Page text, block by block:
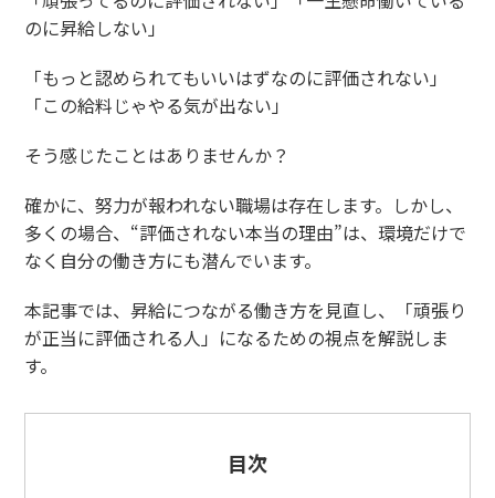
のに昇給しない」
「もっと認められてもいいはずなのに評価されない」
「この給料じゃやる気が出ない」
そう感じたことはありませんか？
確かに、努力が報われない職場は存在します。しかし、
多くの場合、“評価されない本当の理由”は、環境だけで
なく自分の働き方にも潜んでいます。
本記事では、昇給につながる働き方を見直し、「頑張り
が正当に評価される人」になるための視点を解説しま
す。
目次